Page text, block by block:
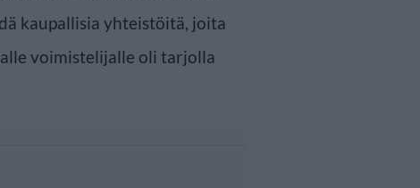
kaupallisia yhteistöitä, joita
voimistelijalle oli tarjolla